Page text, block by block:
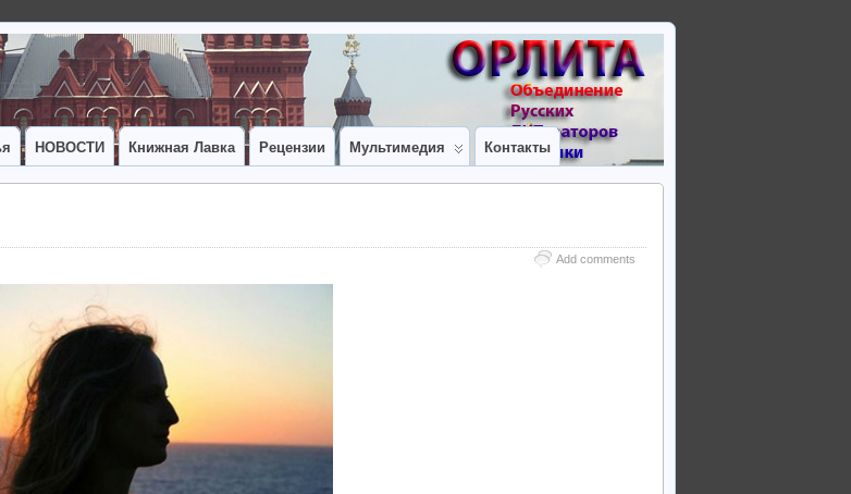
НОВОСТИ Книжная Лавка Рецензии Мультимедия Контакты
Add comments